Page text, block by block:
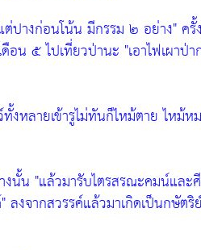
ปางก่อนโน้น มีกรรม ๒ อย่าง"ค
อน ๕ ไปเที่ยวป่านะ "เอาไฟเผาป่
งหลายเข้ารูไม่ทันก็ไหม้ตาย ไหม้
งนั้น "แล้วมารับไตรสรณะคมน์แล
ลงจากสวรรค์แล้วมาเกิดเป็นกษัต